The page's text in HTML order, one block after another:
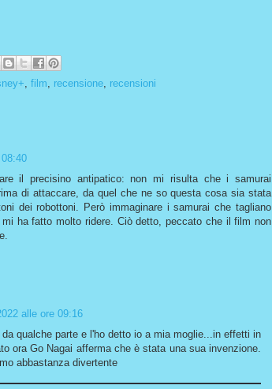
, film, recensione, recensioni
il precisino antipatico: non mi risulta che i samurai
di attaccare, da quel che ne so questa cosa sia stata
dei robottoni. Però immaginare i samurai che tagliano
ha fatto molto ridere. Ciò detto, peccato che il film non
alle ore 09:16
qualche parte e l'ho detto io a mia moglie...in effetti in
ora Go Nagai afferma che è stata una sua invenzione.
abbastanza divertente